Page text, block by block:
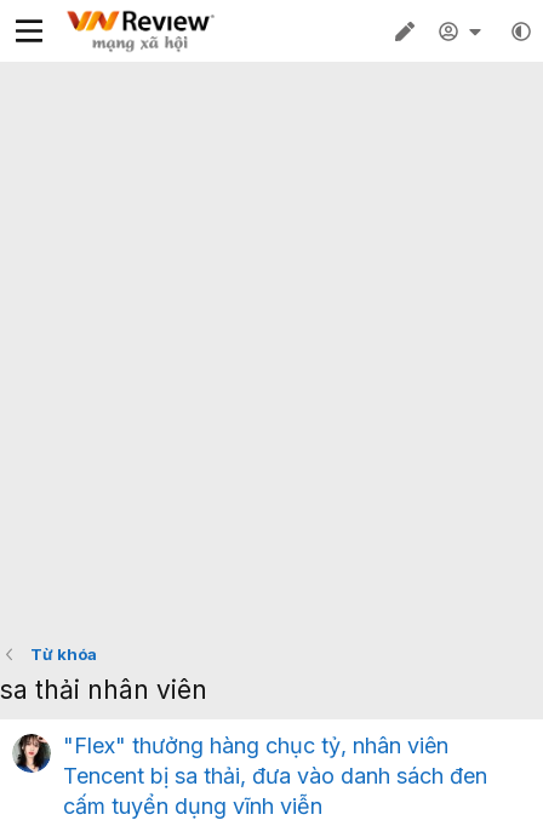
Từ khóa
sa thải nhân viên
"Flex" thưởng hàng chục tỷ, nhân viên
Tencent bị sa thải, đưa vào danh sách đen
cấm tuyển dụng vĩnh viễn